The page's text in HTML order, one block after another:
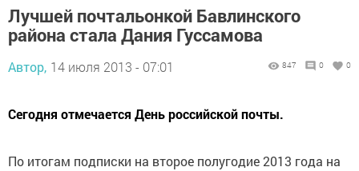
Лучшей почтальонкой Бавлинского
района стала Дания Гуссамова
Автор, 14 июля 2013 - 07:01 847 0 0
Сегодня отмечается День российской почты.
По итогам подписки на второе полугодие 2013 года на